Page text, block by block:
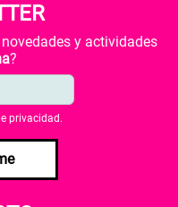
y actividades
?
privacidad .